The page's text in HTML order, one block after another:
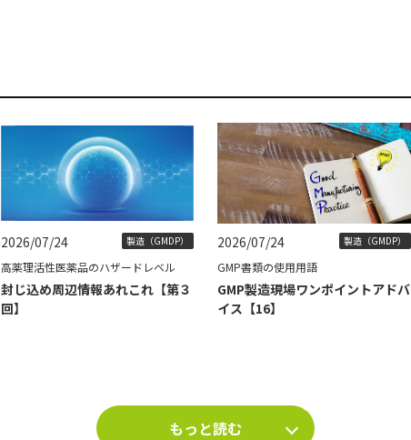
2026/07/24 製造（GMDP）
高薬理活性医薬品のハザードレベル
封じ込め周辺情報あれこれ【第３
回】
2026/07/24 製造（GMDP）
GMP書類の使用用語
GMP製造現場ワンポイントアドバ
イス【16】
もっと読む